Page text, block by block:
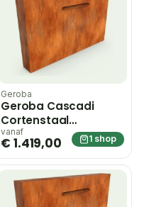
Geroba
Geroba Cascadi
Cortenstaal
Watervalelement
naast vijver 1500 x
250 x 1200 mm – bruin
vanaf
€ 1.419,00 1 shop